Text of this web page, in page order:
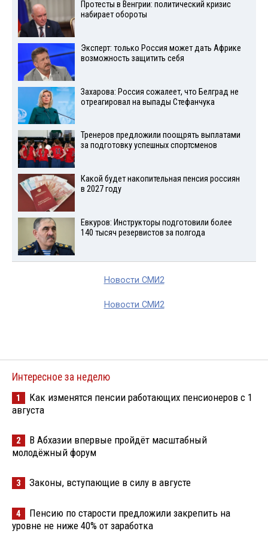
Протесты в Венгрии: политический кризис
набирает обороты
Эксперт: только Россия может дать Африке
возможность защитить себя
Захарова: Россия сожалеет, что Белград не
отреагировал на выпады Стефанчука
Тренеров предложили поощрять выплатами
за подготовку успешных спортсменов
Какой будет накопительная пенсия россиян
в 2027 году
Евкуров: Инструкторы подготовили более
140 тысяч резервистов за полгода
Новости СМИ2
Новости СМИ2
Интересное за неделю
1
Как изменятся пенсии работающих пенсионеров с 1
августа
2
В Абхазии впервые пройдёт масштабный
молодёжный форум
3 Законы, вступающие в силу в августе
4
Пенсию по старости предложили закрепить на
уровне не ниже 40% от заработка